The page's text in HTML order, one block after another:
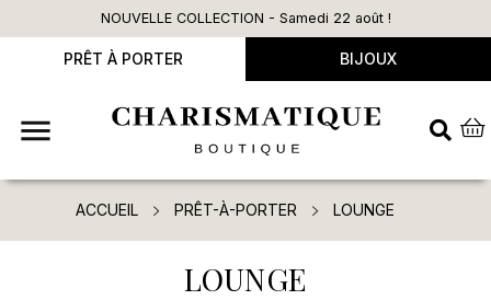
NOUVELLE COLLECTION - Samedi 22 août !
PRÊT À PORTER BIJOUX

ACCUEIL PRÊT-À-PORTER LOUNGE
LOUNGE